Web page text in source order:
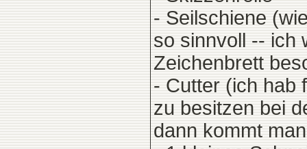
- Seilschiene
so sinnvoll -- ich
Zeichenbrett
- Cutter (ich hab
zu besitzen bei
dann kommt